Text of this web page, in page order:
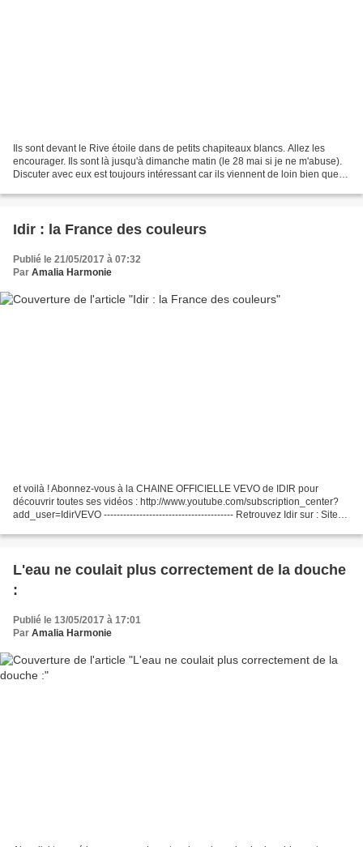
Ils sont devant le Rive étoile dans de petits chapiteaux blancs. Allez les
encourager. Ils sont là jusqu'à dimanche matin (le 28 mai si je ne m'abuse).
Discuter avec eux est toujours intéressant car ils viennent de loin bien que la
Idir : la France des couleurs
Publié le 21/05/2017 à 07:32
Par Amalia Harmonie
et voilà ! Abonnez-vous à la CHAINE OFFICIELLE VEVO de IDIR pour
découvrir toutes ses vidéos : http://www.youtube.com/subscription_center?
add_user=IdirVEVO ---------------------------------------- Retrouvez Idir sur : Site
L'eau ne coulait plus correctement de la douche
:
Publié le 13/05/2017 à 17:01
Par Amalia Harmonie